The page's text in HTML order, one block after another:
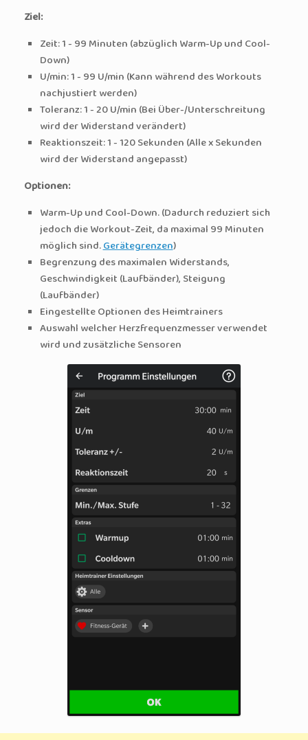
Ziel:
Zeit: 1 - 99 Minuten (abzüglich Warm-Up und Cool-
Down)
U/min: 1 - 99 U/min (Kann während des Workouts
nachjustiert werden)
Toleranz: 1 - 20 U/min (Bei Über-/Unterschreitung
wird der Widerstand verändert)
Reaktionszeit: 1 - 120 Sekunden (Alle x Sekunden
wird der Widerstand angepasst)
Optionen:
Warm-Up und Cool-Down. (Dadurch reduziert sich
jedoch die Workout-Zeit, da maximal 99 Minuten
möglich sind.Gerätegrenzen)
Begrenzung des maximalen Widerstands,
Geschwindigkeit (Laufbänder), Steigung
(Laufbänder)
Eingestellte Optionen des Heimtrainers
Auswahl welcher Herzfrequenzmesser verwendet
wird und zusätzliche Sensoren